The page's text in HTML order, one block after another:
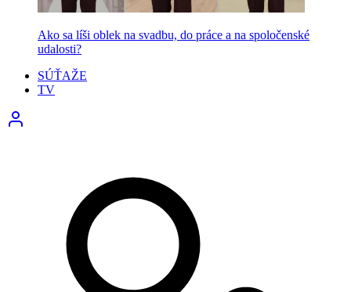
Ako sa líši oblek na svadbu, do práce a na spoločenské
udalosti?
SÚŤAŽE
TV